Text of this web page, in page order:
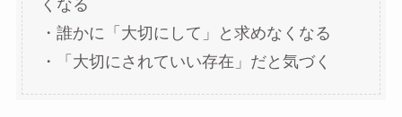
くなる
・誰かに「大切にして」と求めなくなる
・「大切にされていい存在」だと気づく